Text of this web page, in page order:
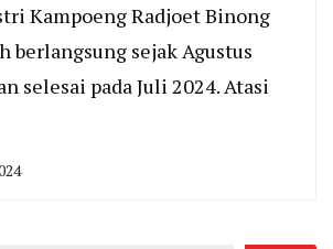
Kampoeng Radjoet Binong
berlangsung sejak Agustus
selesai pada Juli 2024. Atasi